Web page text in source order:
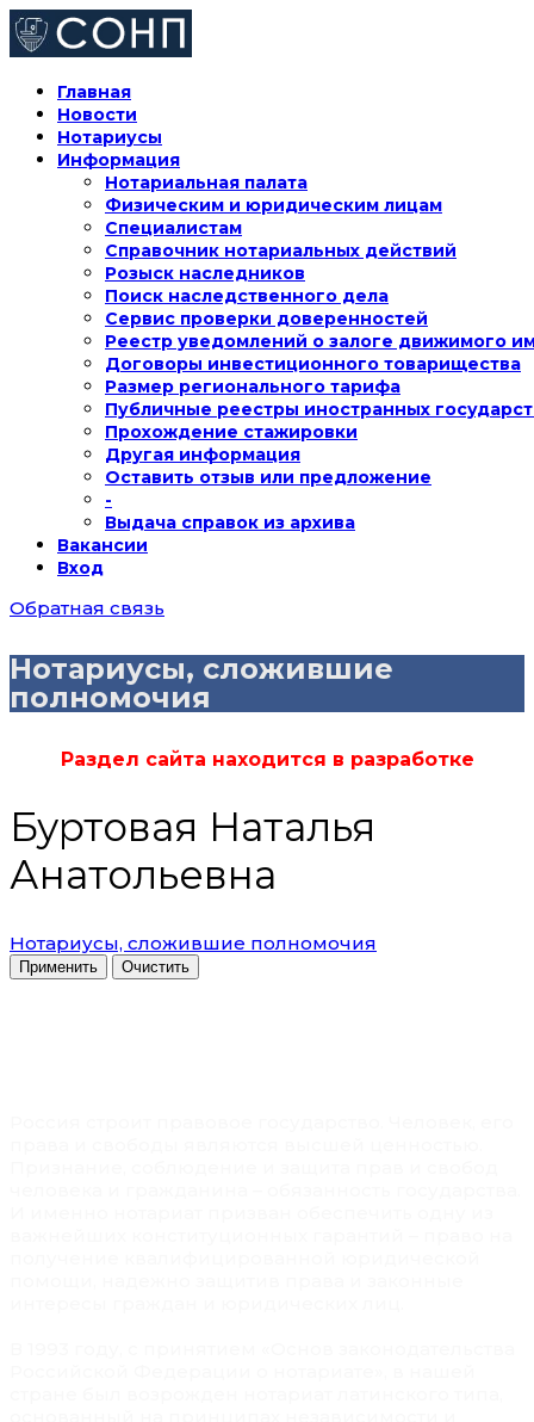
Главная
Новости
Нотариусы
Информация
Нотариальная палата
Физическим и юридическим лицам
Специалистам
Справочник нотариальных действий
Розыск наследников
Поиск наследственного дела
Сервис проверки доверенностей
Реестр уведомлений о залоге движимого
Договоры инвестиционного товарищества
Размер регионального тарифа
Публичные реестры иностранных
Прохождение стажировки
Другая информация
Оставить отзыв или предложение
-
Выдача справок из архива
Вакансии
Вход
Обратная связь
Нотариусы, сложившие
полномочия
Раздел сайта находится в разработке
Буртовая Наталья
Анатольевна
Нотариусы, сложившие полномочия